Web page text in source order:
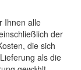
Ihnen alle
der
die sich
als die